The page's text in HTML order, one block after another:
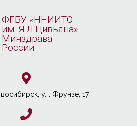
ФГБУ «ННИИТО
им. Я.Л.Цивьяна»
Минздрава
России
ул. Фрунзе, 17